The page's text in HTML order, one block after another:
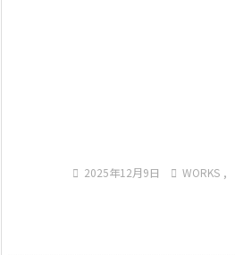
 2025年12月9日  WORKS ,